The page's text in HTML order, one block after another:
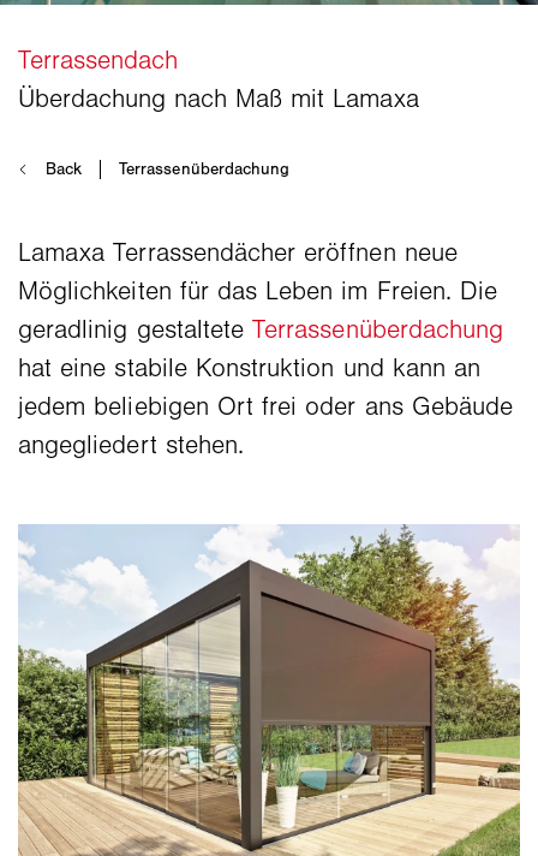
Lamaxa Terrassendächer eröffnen neue
Möglichkeiten für das Leben im Freien. Die
geradlinig gestalteteTerrassenüberdachung
hat eine stabile Konstruktion und kann an
jedem beliebigen Ort frei oder ans Gebäude
angegliedert stehen.